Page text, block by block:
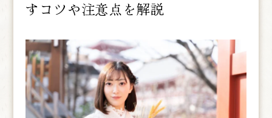
すコツや注意点を解説